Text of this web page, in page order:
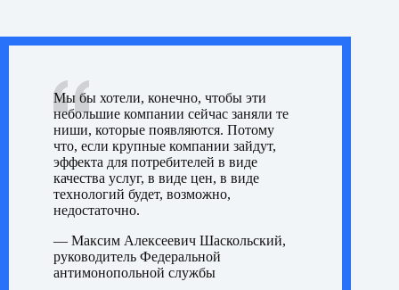
Мы бы хотели, конечно, чтобы эти
небольшие компании сейчас заняли те
ниши, которые появляются. Потому
что, если крупные компании зайдут,
эффекта для потребителей в виде
качества услуг, в виде цен, в виде
технологий будет, возможно,
недостаточно.
— Максим Алексеевич Шаскольский,
руководитель Федеральной
антимонопольной службы